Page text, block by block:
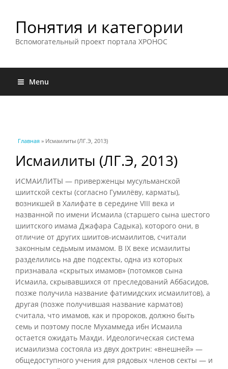
Понятия и категории
Вспомогательный проект портала ХРОНОС
Menu
Вы здесь
Главная » Исмаилиты (ЛГ.Э, 2013)
Исмаилиты (ЛГ.Э, 2013)
ИСМАИЛИТЫ — приверженцы мусульманской
шиитской секты (согласно Гумилёву, карматы),
возникшей в Халифате в середине VIII века и
названной по имени Исмаила (старшего сына шестого
шиитского имама Джафара Садыка), которого они, в
отличие от других шиитов-исмаилитов, считали
законным седьмым имамом. В IX веке исмаилиты
разделились на две подсекты, одна из которых
признавала «скрытых имамов» (потомков сына
Исмаила, скрывавшихся от преследований Аббасидов,
позже получила название фатимидских исмаилитов), а
другая (позже получившая название карматов)
считала, что имамов, как и пророков, должно быть
семь и поэтому после Мухаммеда ибн Исмаила
остается ожидать Махди. Идеологическая система
исмаилизма состояла из двух доктрин: «внешней» —
общедоступного учения для рядовых членов секты — и